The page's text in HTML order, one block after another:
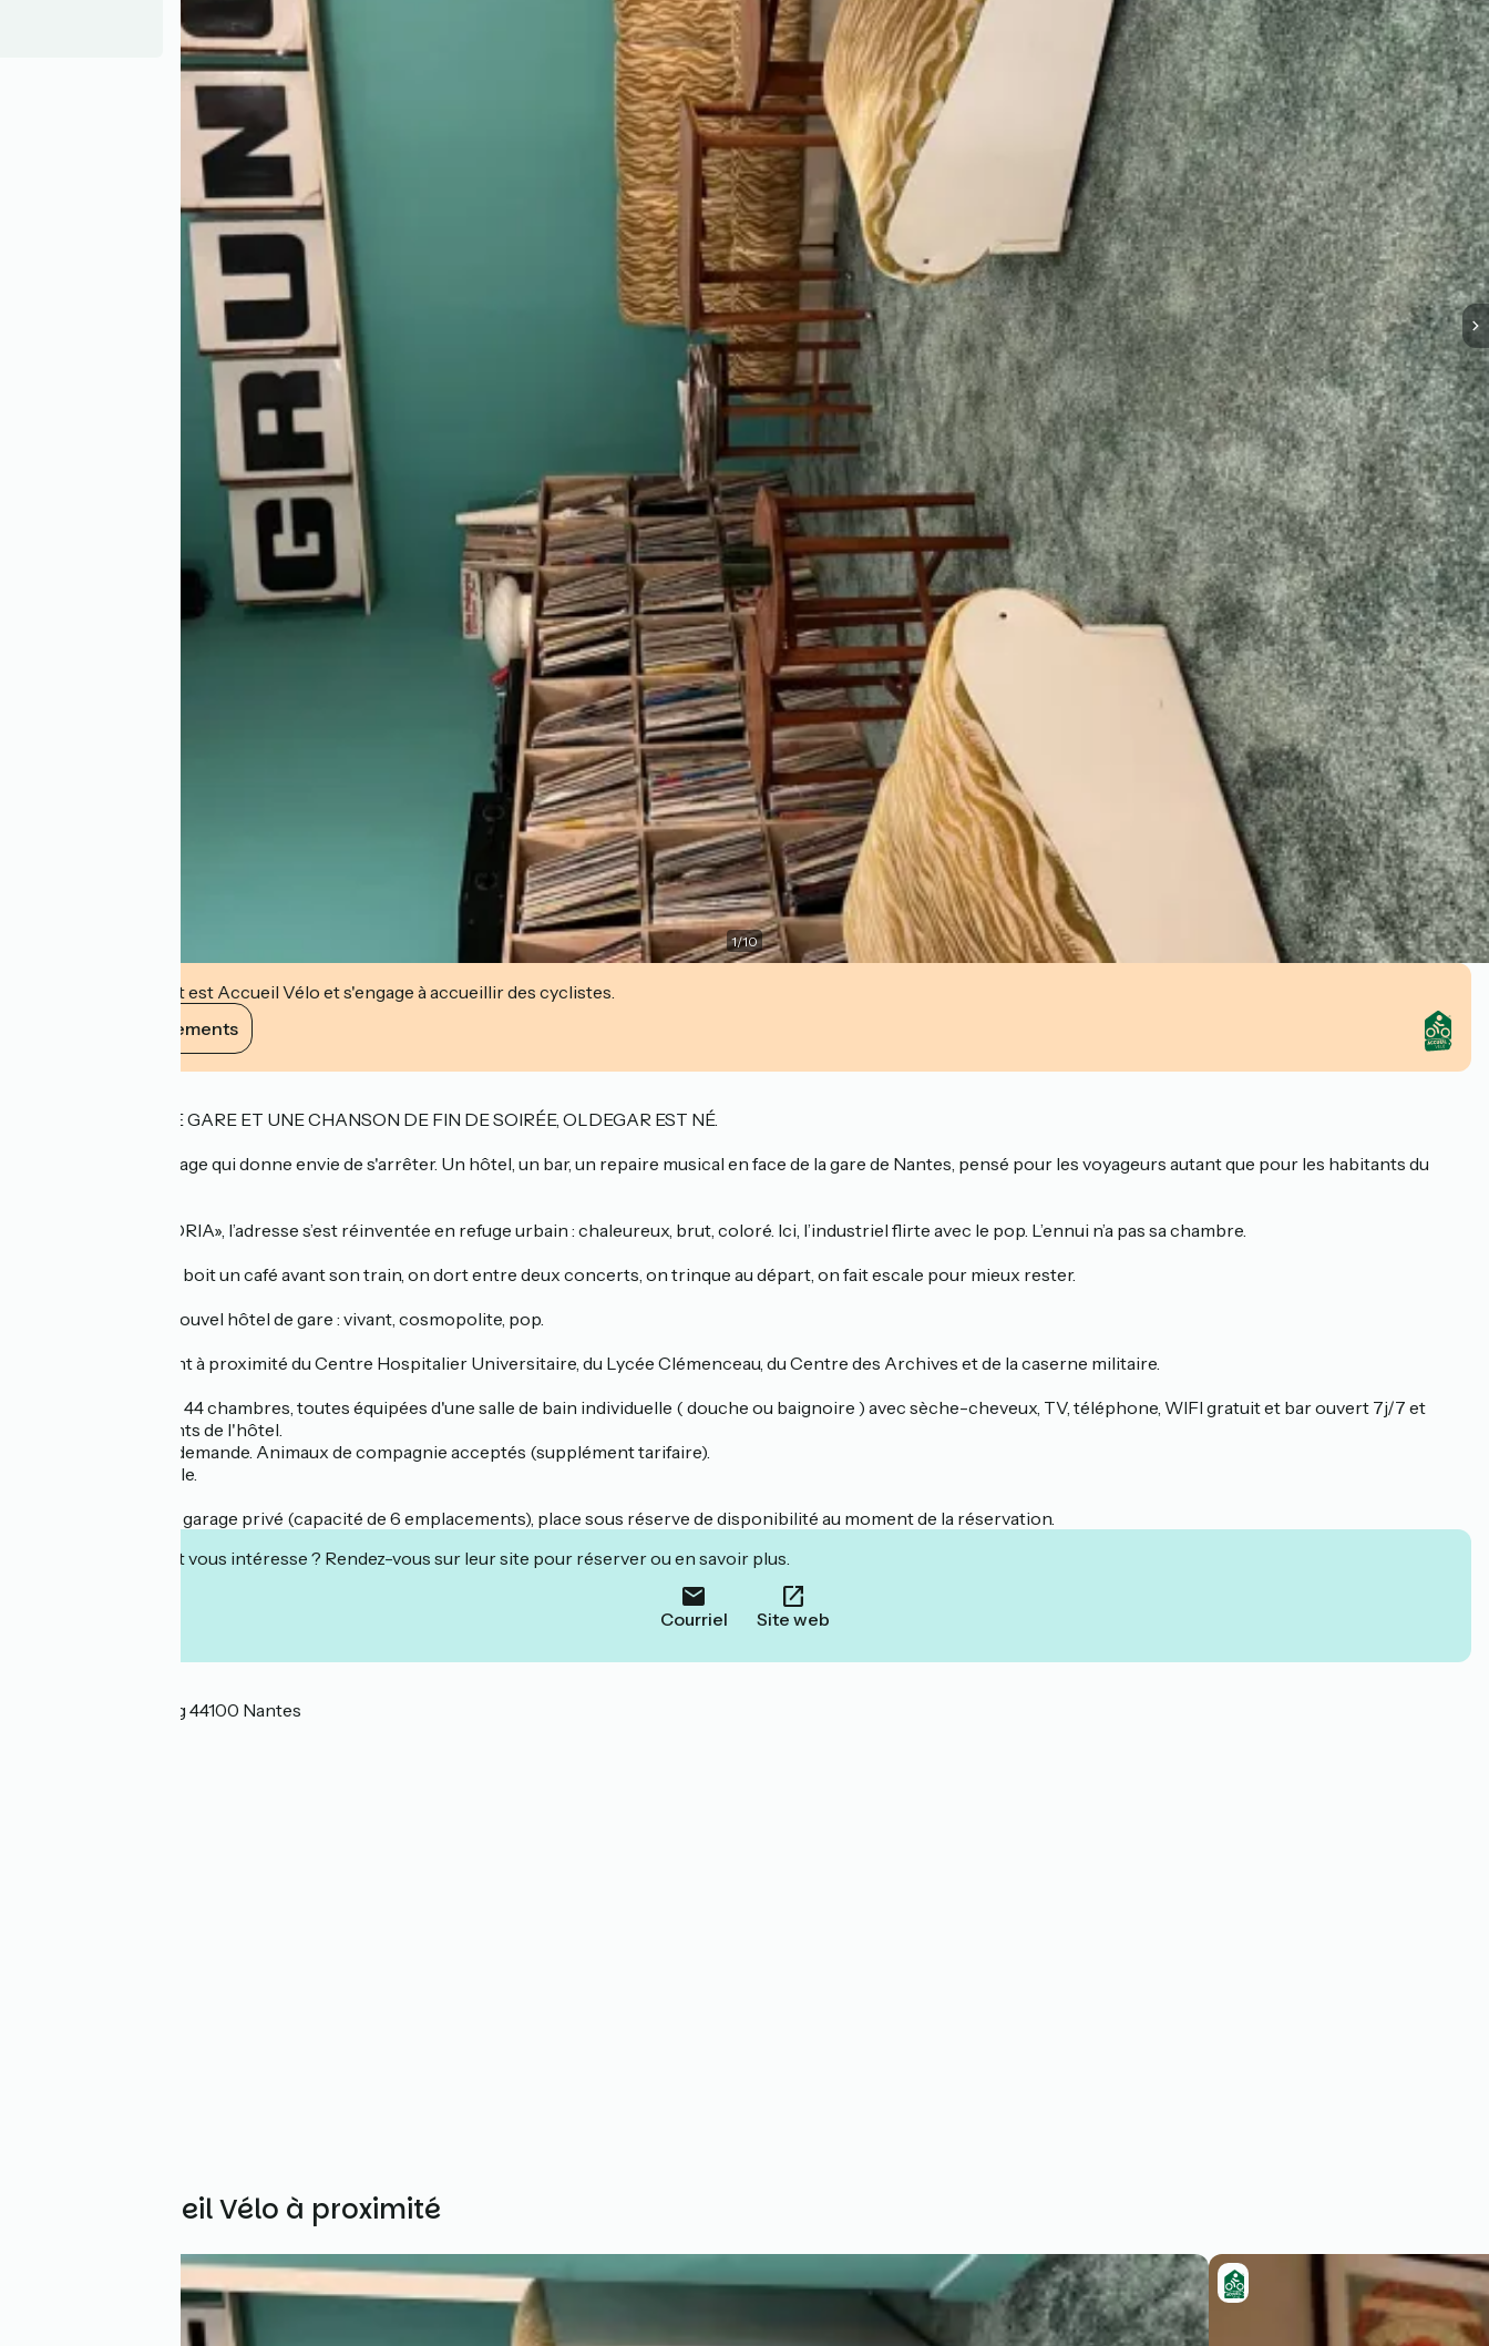
1/10
Cet établissement est Accueil Vélo et s'engage à accueillir des cyclistes.
Voir ses engagements
ENTRE UN QUAI DE GARE ET UNE CHANSON DE FIN DE SOIRÉE, OLDEGAR EST NÉ.
C'est un lieu de passage qui donne envie de s'arrêter. Un hôtel, un bar, un repaire musical en face de la gare de Nantes, pensé pour les voyageurs autant que pour les habitants du
Ancien hôtel «ASTORIA», l’adresse s’est réinventée en refuge urbain : chaleureux, brut, coloré. Ici, l’industriel flirte avec le pop. L’ennui n’a pas sa chambre.
Chez OLDEGAR, on boit un café avant son train, on dort entre deux concerts, on trinque au départ, on fait escale pour mieux rester.
Bienvenue dans le nouvel hôtel de gare : vivant, cosmopolite, pop.
L'hôtel est également à proximité du Centre Hospitalier Universitaire, du Lycée Clémenceau, du Centre des Archives et de la caserne militaire.
A votre disposition : 44 chambres, toutes équipées d'une salle de bain individuelle ( douche ou baignoire ) avec sèche-cheveux, TV, téléphone, WIFI gratuit et bar ouvert 7j/7 et
24h/24 pour les clients de l'hôtel.
Prêt de lit bébé sur demande. Animaux de compagnie acceptés (supplément tarifaire).
Presse internationale.
L'hôtel dispose d'un garage privé (capacité de 6 emplacements), place sous réserve de disponibilité au moment de la réservation.
Cet établissement vous intéresse ? Rendez-vous sur leur site pour réserver ou en savoir plus.
Courriel Site web
11 rue de Richebourg 44100 Nantes
Autres Accueil Vélo à proximité